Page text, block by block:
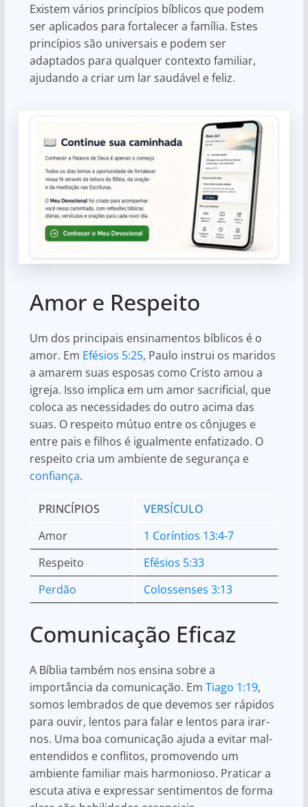
Existem vários princípios bíblicos que podem
ser aplicados para fortalecer a família. Estes
princípios são universais e podem ser
adaptados para qualquer contexto familiar,
ajudando a criar um lar saudável e feliz.
Amor e Respeito
Um dos principais ensinamentos bíblicos é o
amor. Em Efésios 5:25, Paulo instrui os maridos
a amarem suas esposas como Cristo amou a
igreja. Isso implica em um amor sacrificial, que
coloca as necessidades do outro acima das
suas. O respeito mútuo entre os cônjuges e
entre pais e filhos é igualmente enfatizado. O
respeito cria um ambiente de segurança e
confiança.
PRINCÍPIOS
VERSÍCULO
Amor
1 Coríntios 13:4-7
Respeito
Efésios 5:33
Perdão
Colossenses 3:13
Comunicação Eficaz
A Bíblia também nos ensina sobre a
importância da comunicação. Em Tiago 1:19,
somos lembrados de que devemos ser rápidos
para ouvir, lentos para falar e lentos para irar-
nos. Uma boa comunicação ajuda a evitar mal-
entendidos e conflitos, promovendo um
ambiente familiar mais harmonioso. Praticar a
escuta ativa e expressar sentimentos de forma